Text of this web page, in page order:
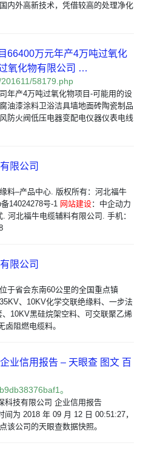
内外高新技术，凭借较高的处理净化
66400万元年产4万吨过氧化
氧化物有限公司 …
58179.php
年产4万吨过氧化物项目-可能用的设
油漆涂料卫浴洁具墙地面砖陶瓷制品
防火阀低压电器变配电仪器仪表电线
限公司
料–产品中心. 版权所有：河北福牛
14024278号-1 网站建设：中企动力
河北福牛电缆辅料有限公司. 手机：
限公司
于省会东南60公里的全国重点镇
、10KV化学交联绝缘料、一步法
10KV黑硅烷架空料、可交联聚乙烯
阻燃电缆料。
业信用报告 – 天眼查 图文 百
。
科技有限公司 企业信用报告
为 2018 年 09 月 12 日 00:51:27，
该公司的天眼查数据快照。